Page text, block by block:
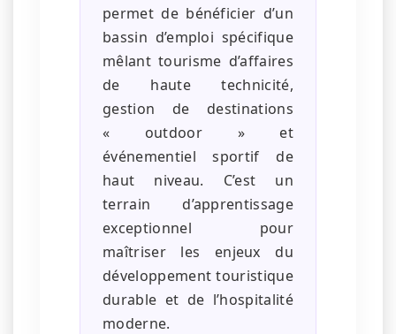
permet de bénéficier d’un
bassin d’emploi spécifique
mêlant tourisme d’affaires
de haute technicité,
gestion de destinations
« outdoor » et
événementiel sportif de
haut niveau. C’est un
terrain d’apprentissage
exceptionnel pour
maîtriser les enjeux du
développement touristique
durable et de l’hospitalité
moderne.